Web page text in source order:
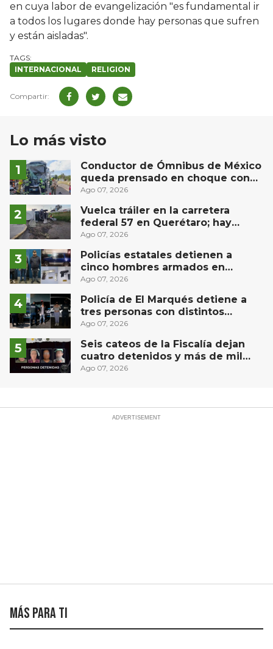
en cuya labor de evangelización "es fundamental ir
a todos los lugares donde hay personas que sufren
y están aisladas".
INTERNACIONAL RELIGION
Lo más visto
Conductor de Ómnibus de México
queda prensado en choque con
materialista en San Juan del Río
Ago 07, 2026
Vuelca tráiler en la carretera
federal 57 en Querétaro; hay
derrame de combustible
Ago 07, 2026
Policías estatales detienen a
cinco hombres armados en
Puebla capital
Ago 07, 2026
Policía de El Marqués detiene a
tres personas con distintos
narcóticos
Ago 07, 2026
Seis cateos de la Fiscalía dejan
cuatro detenidos y más de mil
dosis aseguradas en Querétaro
Ago 07, 2026
Más para ti